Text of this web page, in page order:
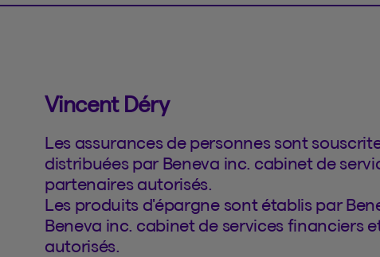
Vincent Déry
Les assurances de personnes sont
distribuées par Beneva inc. cabinet de
partenaires autorisés.
Les produits d'épargne sont établis par
Beneva inc. cabinet de services financiers
autorisés.